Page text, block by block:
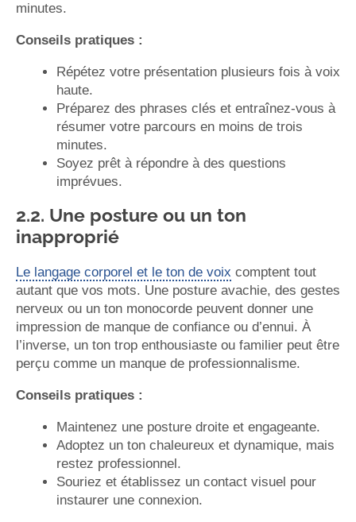
minutes.
Conseils pratiques :
Répétez votre présentation plusieurs fois à voix
haute.
Préparez des phrases clés et entraînez-vous à
résumer votre parcours en moins de trois
minutes.
Soyez prêt à répondre à des questions
imprévues.
2.2. Une posture ou un ton
inapproprié
Le langage corporel et le ton de voix comptent tout
autant que vos mots. Une posture avachie, des gestes
nerveux ou un ton monocorde peuvent donner une
impression de manque de confiance ou d’ennui. À
l’inverse, un ton trop enthousiaste ou familier peut être
perçu comme un manque de professionnalisme.
Conseils pratiques :
Maintenez une posture droite et engageante.
Adoptez un ton chaleureux et dynamique, mais
restez professionnel.
Souriez et établissez un contact visuel pour
instaurer une connexion.